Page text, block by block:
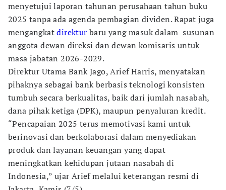
menyetujui laporan tahunan perusahaan tahun buku
2025 tanpa ada agenda pembagian dividen. Rapat juga
mengangkatdirektur baru yang masuk dalam susunan
anggota dewan direksi dan dewan komisaris untuk
masa jabatan 2026-2029.
Direktur Utama Bank Jago, Arief Harris, menyatakan
pihaknya sebagai bank berbasis teknologi konsisten
tumbuh secara berkualitas, baik dari jumlah nasabah,
dana pihak ketiga (DPK), maupun penyaluran kredit.
“Pencapaian 2025 terus memotivasi kami untuk
berinovasi dan berkolaborasi dalam menyediakan
produk dan layanan keuangan yang dapat
meningkatkan kehidupan jutaan nasabah di
Indonesia,” ujar Arief melalui keterangan resmi di